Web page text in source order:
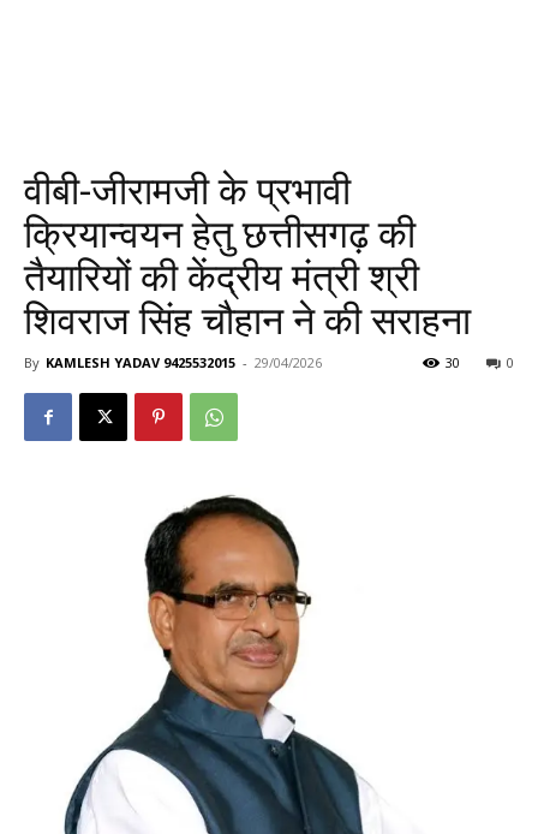
वीबी-जीरामजी के प्रभावी
क्रियान्वयन हेतु छत्तीसगढ़ की
तैयारियों की केंद्रीय मंत्री श्री
शिवराज सिंह चौहान ने की सराहना
By KAMLESH YADAV 9425532015 - 29/04/2026 0
30